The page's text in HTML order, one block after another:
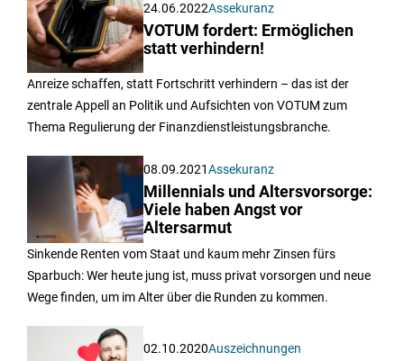
24.06.2022Assekuranz
VOTUM fordert: Ermöglichen
statt verhindern!
Anreize schaffen, statt Fortschritt verhindern – das ist der
zentrale Appell an Politik und Aufsichten von VOTUM zum
Thema Regulierung der Finanzdienstleistungsbranche.
08.09.2021Assekuranz
Millennials und Altersvorsorge:
Viele haben Angst vor
Altersarmut
Sinkende Renten vom Staat und kaum mehr Zinsen fürs
Sparbuch: Wer heute jung ist, muss privat vorsorgen und neue
Wege finden, um im Alter über die Runden zu kommen.
02.10.2020Auszeichnungen